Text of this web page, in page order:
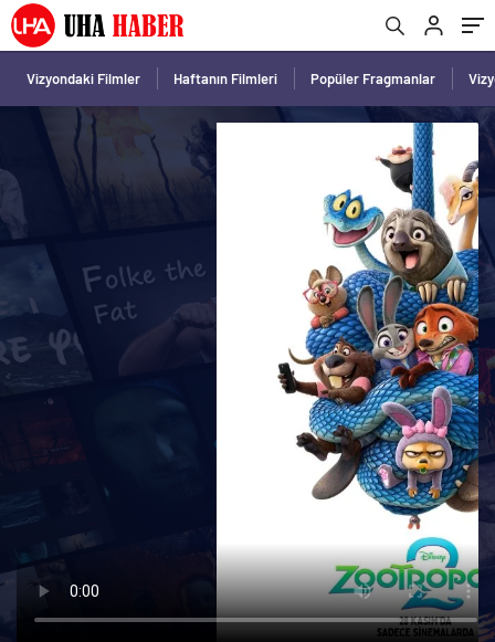
Vizyondaki Filmler Haftanın Filmleri Popüler Fragmanlar